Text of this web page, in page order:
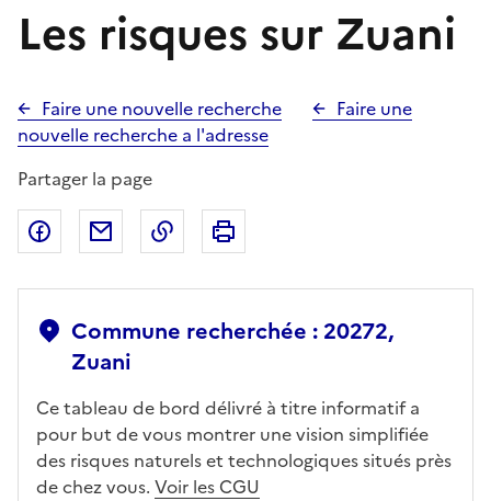
Les risques sur Zuani
Faire une nouvelle recherche
Faire une
nouvelle recherche a l'adresse
Partager la page
Partager sur Facebook
Partager par emailCopier dans le presse-papier
Commune recherchée : 20272,
Zuani
Ce tableau de bord délivré à titre informatif a
pour but de vous montrer une vision simplifiée
des risques naturels et technologiques situés près
de chez vous. Voir les CGU